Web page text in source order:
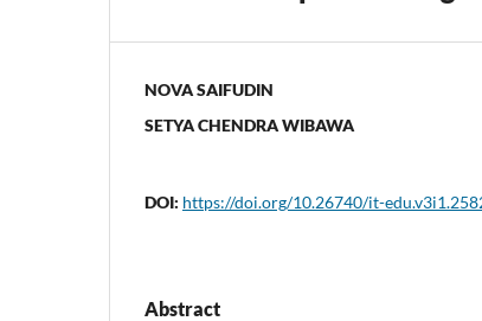
NOVA SAIFUDIN
SETYA CHENDRA WIBAWA
DOI: https://doi.org/10.26740/it-
Abstract